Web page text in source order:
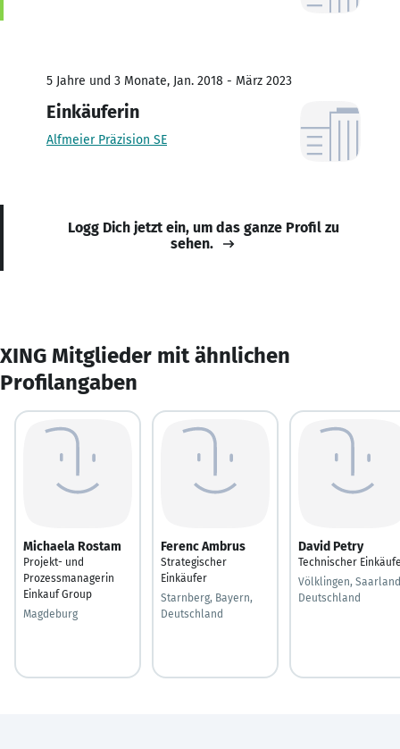
5 Jahre und 3 Monate, Jan. 2018 - März 2023
Einkäuferin
Alfmeier Präzision SE
Logg Dich jetzt ein, um das ganze Profil zu
sehen.
XING Mitglieder mit ähnlichen
Profilangaben
Michaela Rostam
Projekt- und
Prozessmanagerin
Einkauf Group
Magdeburg
Ferenc Ambrus
Strategischer
Einkäufer
Starnberg, Bayern,
Deutschland
David Petry
Technischer
Völklingen,
Deutschland